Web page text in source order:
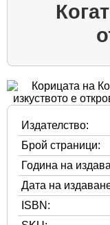
Издателство:
Брой страници:
Година на
Дата на
ISBN: